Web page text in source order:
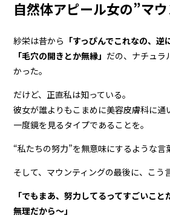
自然体アピール女の”マ
紗栄は昔から 「すっぴんでこれなの、逆
「毛穴の開きとか無縁」 だの、ナチュラ
かった。
だけど、正直私は知っている。
彼女が誰よりもこまめに美容皮膚科に通
一度鏡を見るタイプであることを。
“私たちの努力”を無意味にするような言
そして、マウンティングの最後に、こう
「でもまあ、努力してるってすごいこ
無理だから〜」